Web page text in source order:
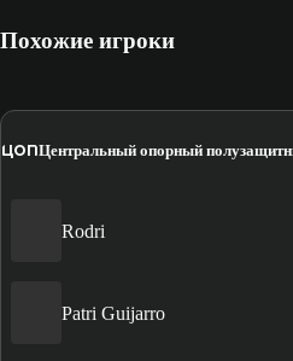
Похожие игроки
ЦОПЦентральный опорный
Rodri
Patri Guijarro